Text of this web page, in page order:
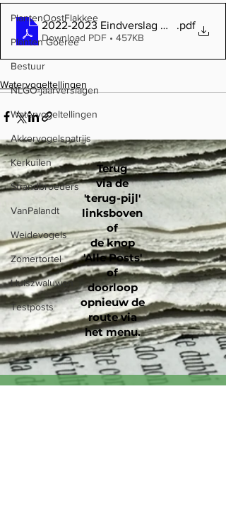
PlantenOostFlakkee
Planten Goeree
Bestuur
NLGO-jaarverslagen
Watervogeltellingen
Akkervogelspatrijs
Kerkuilen
Strandbroeders
VanPalandt
Weidevogels
Zomertortel
Huiszwaluwen
Testposts
2022-2023 Eindverslag .pdf
Download PDF • 457KB
Watervogeltellingen
Terug
via de
'terug-pijl'
linksboven
of
de knop
'Alle Posts'
of
doorloop
opnieuw de
route via
het menu.